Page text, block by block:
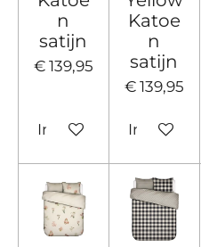
n
satijn
€ 139,95
In winkelwagen
Katoe
n
satijn
€ 139,95
In